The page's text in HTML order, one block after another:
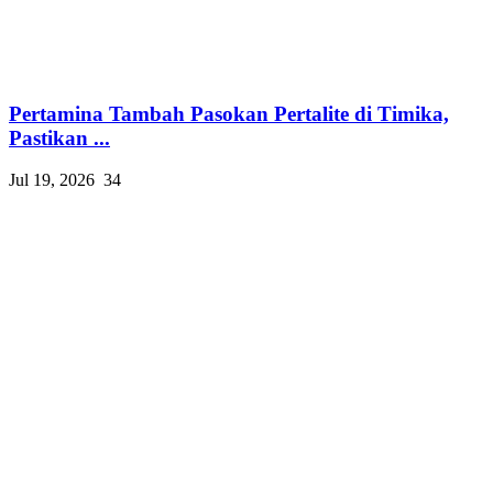
Pertamina Tambah Pasokan Pertalite di Timika,
Pastikan ...
Jul 19, 2026 34